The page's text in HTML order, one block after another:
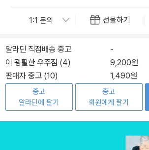
선물하기
알라딘 직접배송 중고
-
이 광활한 우주점 (4)
9,200원
판매자 중고 (10)
1,490원
중고
알라딘에 팔기
중고
회원에게 팔기